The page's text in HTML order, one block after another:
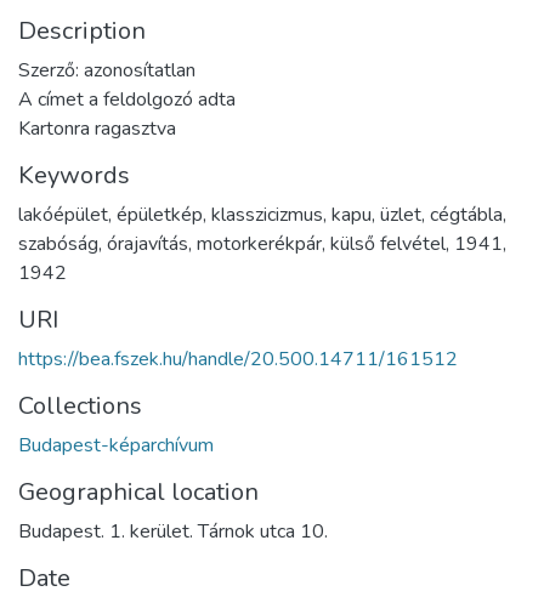
Description
Szerző: azonosítatlan
A címet a feldolgozó adta
Kartonra ragasztva
Keywords
lakóépület, épületkép, klasszicizmus, kapu, üzlet, cégtábla,
szabóság, órajavítás, motorkerékpár, külső felvétel, 1941,
1942
URI
https://bea.fszek.hu/handle/20.500.14711/161512
Collections
Budapest-képarchívum
Geographical location
Budapest. 1. kerület. Tárnok utca 10.
Date